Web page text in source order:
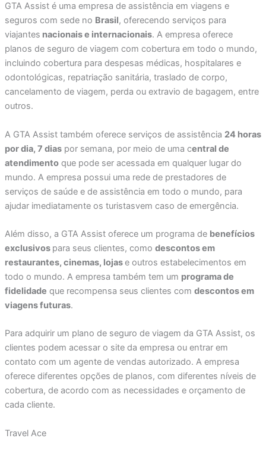
GTA Assist é uma empresa de assistência em viagens e
seguros com sede no Brasil, oferecendo serviços para
viajantes nacionais e internacionais. A empresa oferece
planos de seguro de viagem com cobertura em todo o mundo,
incluindo cobertura para despesas médicas, hospitalares e
odontológicas, repatriação sanitária, traslado de corpo,
cancelamento de viagem, perda ou extravio de bagagem, entre
outros.
A GTA Assist também oferece serviços de assistência 24 horas
por dia, 7 diaspor semana, por meio de uma central de
atendimentoque pode ser acessada em qualquer lugar do
mundo. A empresa possui uma rede de prestadores de
serviços de saúde e de assistência em todo o mundo, para
ajudar imediatamente os turistasvem caso de emergência.
Além disso, a GTA Assist oferece um programa de benefícios
exclusivos para seus clientes, como descontos em
restaurantes, cinemas, lojase outros estabelecimentos em
todo o mundo. A empresa também tem um programa de
fidelidade que recompensa seus clientes com descontos em
viagens futuras.
Para adquirir um plano de seguro de viagem da GTA Assist, os
clientes podem acessar o site da empresa ou entrar em
contato com um agente de vendas autorizado. A empresa
oferece diferentes opções de planos, com diferentes níveis de
cobertura, de acordo com as necessidades e orçamento de
cada cliente.
Travel Ace